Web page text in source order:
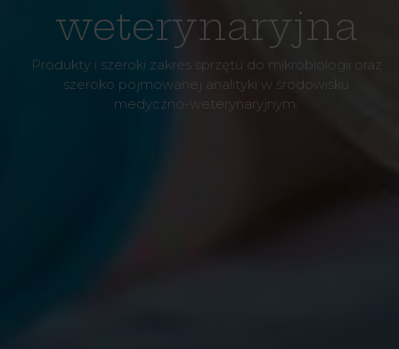
weterynaryjna
Produkty i szeroki zakres sprzętu do mikrobiologii oraz
szeroko pojmowanej analityki w środowisku
medyczno-weterynaryjnym.